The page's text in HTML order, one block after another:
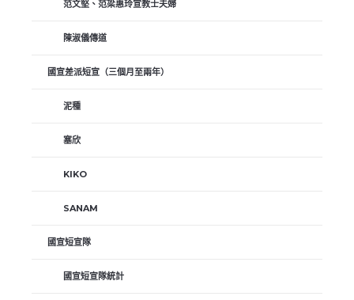
范文堅、范梁惠玲宣教士夫婦
陳淑儀傳道
國宣差派短宣（三個月至兩年）
泥種
塞欣
KIKO
SANAM
國宣短宣隊
國宣短宣隊統計